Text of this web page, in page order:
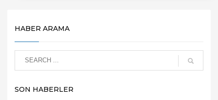
HABER ARAMA
SON HABERLER